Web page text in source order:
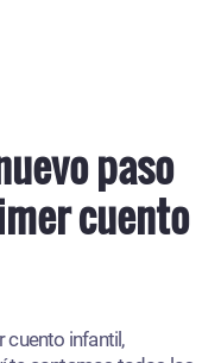
paso
cuento
cuento infantil,